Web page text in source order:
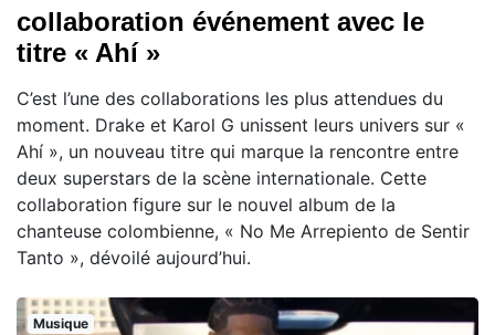
collaboration événement avec le
titre « Ahí »
C’est l’une des collaborations les plus attendues du
moment. Drake et Karol G unissent leurs univers sur «
Ahí », un nouveau titre qui marque la rencontre entre
deux superstars de la scène internationale. Cette
collaboration figure sur le nouvel album de la
chanteuse colombienne, « No Me Arrepiento de Sentir
Tanto », dévoilé aujourd’hui.
Musique